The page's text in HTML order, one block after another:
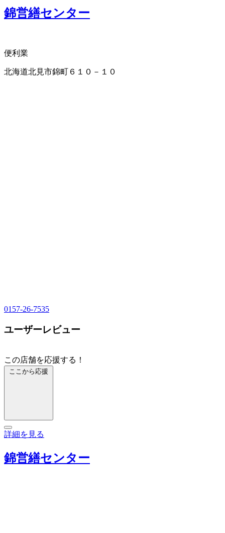
錦営繕センター
便利業
北海道北見市錦町６１０－１０
0157-26-7535
ユーザーレビュー
この店舗を応援する！
ここから応援
詳細を見る
錦営繕センター